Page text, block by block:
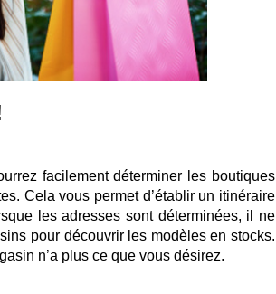
facilement déterminer les boutiques
Cela vous permet d’établir un itinéraire
les adresses sont déterminées, il ne
pour découvrir les modèles en stocks.
n’a plus ce que vous désirez.